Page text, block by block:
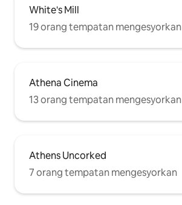
White's Mill
19 orang tempatan mengesyorkan
Athena Cinema
13 orang tempatan mengesyorkan
Athens Uncorked
7 orang tempatan mengesyorkan